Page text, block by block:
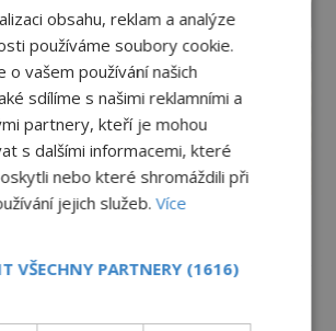
Marsu? Je na něm přeci jen voda?
obsahu, reklam a analýze
používáme soubory cookie.
o vašem používání našich
sdílíme s našimi reklamními a
partnery, kteří je mohou
s dalšími informacemi, které
nebo které shromáždili při
jejich služeb.Více
VŠECHNY PARTNERY (1616)